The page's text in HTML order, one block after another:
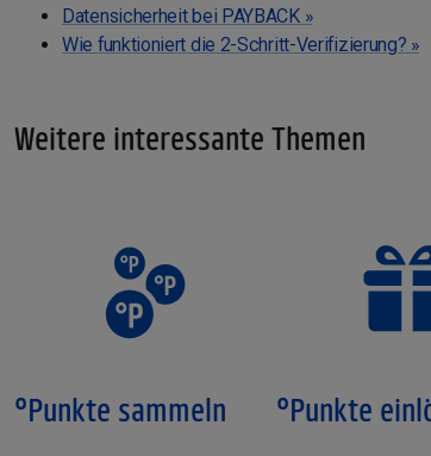
Datensicherheit bei PAYBACK »
Wie funktioniert die 2-Schritt-Verifizierung? »
Weitere interessante Themen
°Punkte sammeln °Punkte